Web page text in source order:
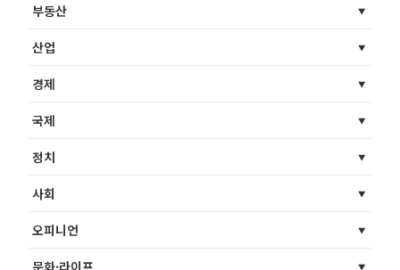
부동산
산업
경제
국제
정치
사회
오피니언
문화·라이프